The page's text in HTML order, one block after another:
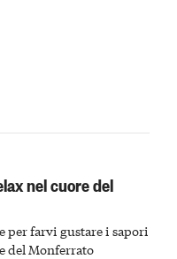
nel cuore del
per farvi gustare i sapori
del Monferrato